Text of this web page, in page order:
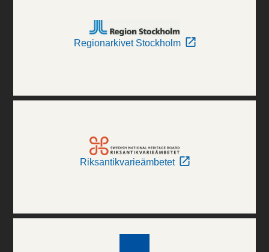
Regionarkivet Stockholm
Riksantikvarieämbetet